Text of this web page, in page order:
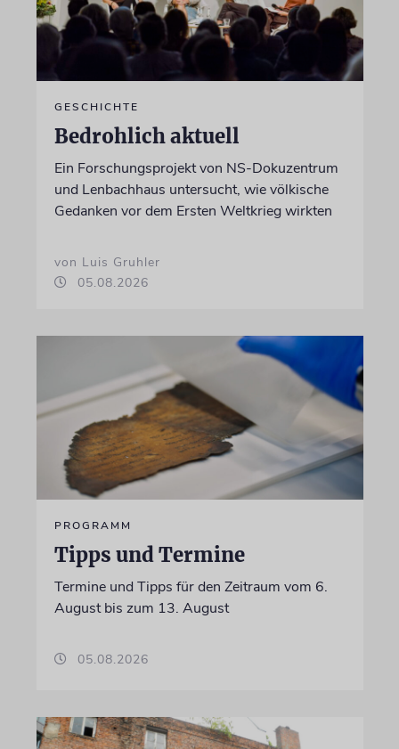
GESCHICHTE
Bedrohlich aktuell
Ein Forschungsprojekt von NS-Dokuzentrum
und Lenbachhaus untersucht, wie völkische
Gedanken vor dem Ersten Weltkrieg wirkten
von Luis Gruhler
05.08.2026
PROGRAMM
Tipps und Termine
Termine und Tipps für den Zeitraum vom 6.
August bis zum 13. August
05.08.2026